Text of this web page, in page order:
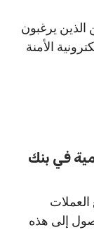
الذين يرغبون
الأمنة
في بنك
إلى هذه